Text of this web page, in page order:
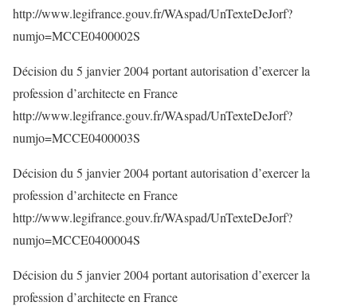
http://www.legifrance.gouv.fr/WAspad/UnTexteDeJorf?
numjo=MCCE0400002S
Décision du 5 janvier 2004 portant autorisation d’exercer la
profession d’architecte en France
http://www.legifrance.gouv.fr/WAspad/UnTexteDeJorf?
numjo=MCCE0400003S
Décision du 5 janvier 2004 portant autorisation d’exercer la
profession d’architecte en France
http://www.legifrance.gouv.fr/WAspad/UnTexteDeJorf?
numjo=MCCE0400004S
Décision du 5 janvier 2004 portant autorisation d’exercer la
profession d’architecte en France